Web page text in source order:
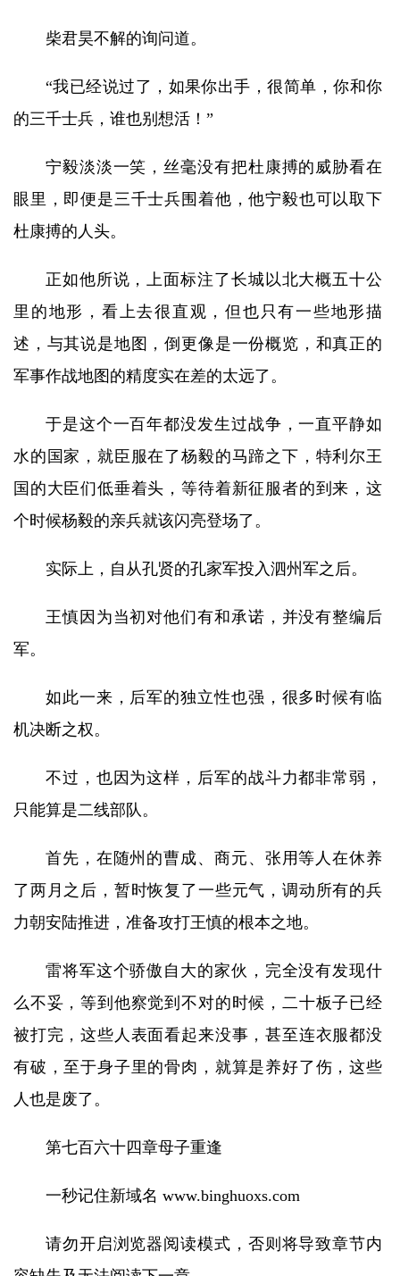
柴君昊不解的询问道。
“我已经说过了，如果你出手，很简单，你和你
的三千士兵，谁也别想活！”
宁毅淡淡一笑，丝毫没有把杜康搏的威胁看在
眼里，即便是三千士兵围着他，他宁毅也可以取下
杜康搏的人头。
正如他所说，上面标注了长城以北大概五十公
里的地形，看上去很直观，但也只有一些地形描
述，与其说是地图，倒更像是一份概览，和真正的
军事作战地图的精度实在差的太远了。
于是这个一百年都没发生过战争，一直平静如
水的国家，就臣服在了杨毅的马蹄之下，特利尔王
国的大臣们低垂着头，等待着新征服者的到来，这
个时候杨毅的亲兵就该闪亮登场了。
实际上，自从孔贤的孔家军投入泗州军之后。
王慎因为当初对他们有和承诺，并没有整编后
军。
如此一来，后军的独立性也强，很多时候有临
机决断之权。
不过，也因为这样，后军的战斗力都非常弱，
只能算是二线部队。
首先，在随州的曹成、商元、张用等人在休养
了两月之后，暂时恢复了一些元气，调动所有的兵
力朝安陆推进，准备攻打王慎的根本之地。
雷将军这个骄傲自大的家伙，完全没有发现什
么不妥，等到他察觉到不对的时候，二十板子已经
被打完，这些人表面看起来没事，甚至连衣服都没
有破，至于身子里的骨肉，就算是养好了伤，这些
人也是废了。
第七百六十四章母子重逢
一秒记住新域名 www.binghuoxs.com
请勿开启浏览器阅读模式，否则将导致章节内